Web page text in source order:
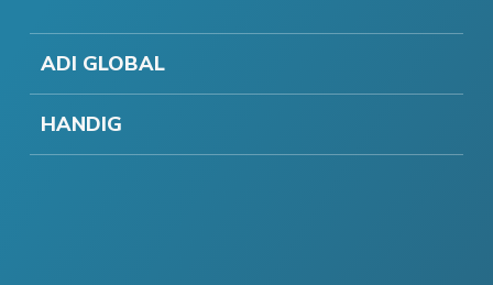
ADI GLOBAL
HANDIG